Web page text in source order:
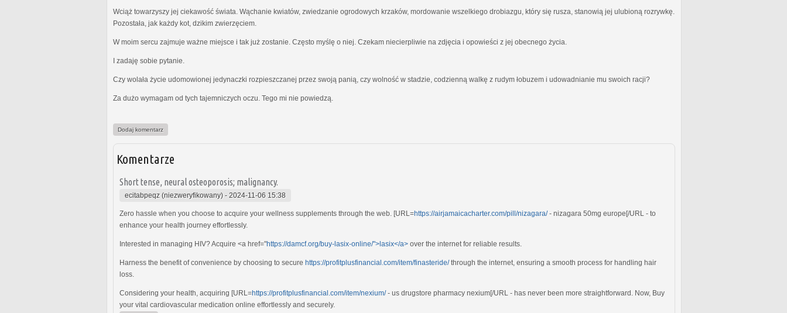
Wciąż towarzyszy jej ciekawość świata. Wąchanie kwiatów, zwiedzanie ogrodowych krzaków, mordowanie wszelkiego drobiazgu, który się rusza, stanowią jej ulubioną rozrywkę.
Pozostała, jak każdy kot, dzikim zwierzęciem.
W moim sercu zajmuje ważne miejsce i tak już zostanie. Często myślę o niej. Czekam niecierpliwie na zdjęcia i opowieści z jej obecnego życia.
I zadaję sobie pytanie.
Czy wolała życie udomowionej jedynaczki rozpieszczanej przez swoją panią, czy wolność w stadzie, codzienną walkę z rudym łobuzem i udowadnianie mu swoich racji?
Za dużo wymagam od tych tajemniczych oczu. Tego mi nie powiedzą.
Dodaj komentarz
Komentarze
Short tense, neural osteoporosis; malignancy.
ecitabpeqz (niezweryfikowany) - 2024-11-06 15:38
Zero hassle when you choose to acquire your wellness supplements through the web. [URL=https://airjamaicacharter.com/pill/nizagara/- nizagara 50mg europe[/URL - to
enhance your health journey effortlessly.
Interested in managing HIV? Acquire <a href="https://damcf.org/buy-lasix-online/">lasix</a> over the internet for reliable results.
Harness the benefit of convenience by choosing to secure https://profitplusfinancial.com/item/finasteride/through the internet, ensuring a smooth process for handling hair
loss.
Considering your health, acquiring [URL=https://profitplusfinancial.com/item/nexium/- us drugstore pharmacy nexium[/URL - has never been more straightforward. Now, Buy
your vital cardiovascular medication online effortlessly and securely.